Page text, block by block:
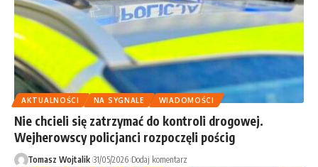
AKTUALNOŚCI NA SYGNALE WIADOMOŚCI
Nie chcieli się zatrzymać do kontroli drogowej.
Wejherowscy policjanci rozpoczęli pościg
Tomasz Wojtalik 31/05/2026 Dodaj komentarz